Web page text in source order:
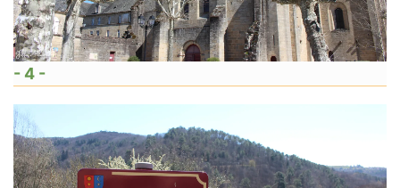
- 4 -